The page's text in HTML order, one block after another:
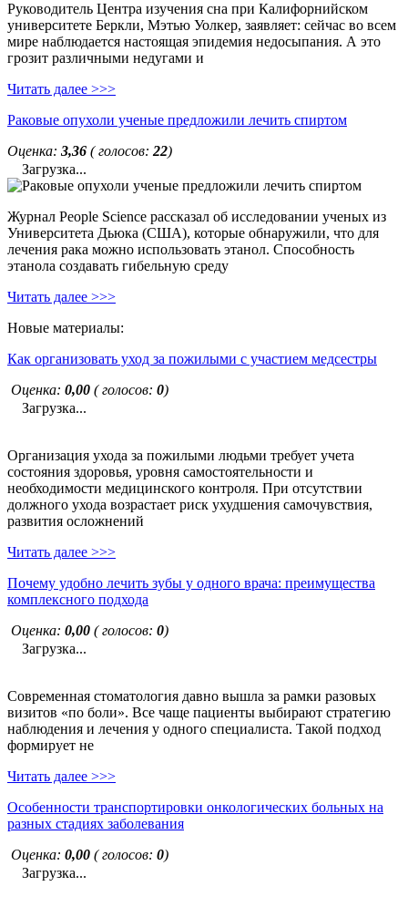
Руководитель Центра изучения сна при Калифорнийском
университете Беркли, Мэтью Уолкер, заявляет: сейчас во всем
мире наблюдается настоящая эпидемия недосыпания. А это
грозит различными недугами и
Читать далее >>>
Раковые опухоли ученые предложили лечить спиртом
Оценка: 3,36 ( голосов: 22)
Загрузка...
Журнал People Science рассказал об исследовании ученых из
Университета Дьюка (США), которые обнаружили, что для
лечения рака можно использовать этанол. Способность
этанола создавать гибельную среду
Читать далее >>>
Новые материалы:
Как организовать уход за пожилыми с участием медсестры
Оценка: 0,00 ( голосов: 0)
Загрузка...
Организация ухода за пожилыми людьми требует учета
состояния здоровья, уровня самостоятельности и
необходимости медицинского контроля. При отсутствии
должного ухода возрастает риск ухудшения самочувствия,
развития осложнений
Читать далее >>>
Почему удобно лечить зубы у одного врача: преимущества
комплексного подхода
Оценка: 0,00 ( голосов: 0)
Загрузка...
Современная стоматология давно вышла за рамки разовых
визитов «по боли». Все чаще пациенты выбирают стратегию
наблюдения и лечения у одного специалиста. Такой подход
формирует не
Читать далее >>>
Особенности транспортировки онкологических больных на
разных стадиях заболевания
Оценка: 0,00 ( голосов: 0)
Загрузка...